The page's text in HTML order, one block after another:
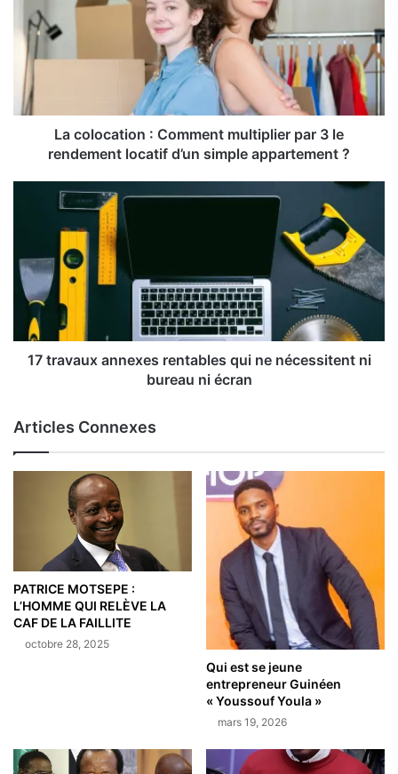
La colocation : Comment multiplier par 3 le
rendement locatif d’un simple appartement ?
17 travaux annexes rentables qui ne nécessitent ni
bureau ni écran
Articles Connexes
PATRICE MOTSEPE :
L’HOMME QUI RELÈVE LA
CAF DE LA FAILLITE
octobre 28, 2025
Qui est se jeune
entrepreneur Guinéen
« Youssouf Youla »
mars 19, 2026